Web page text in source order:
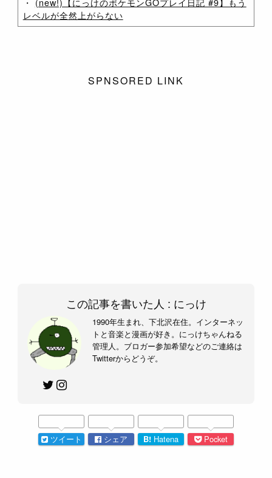
レベルが全然上がらない
SPNSORED LINK
この記事を書いた人 : にっけ
1990年生まれ、下北沢在住。インターネッ
トと音楽と漫画が好き。にっけちゃんねる
管理人。ブロガー参加希望などのご連絡は
Twitterからどうぞ。
ツイート シェア B! Hatena Pocket